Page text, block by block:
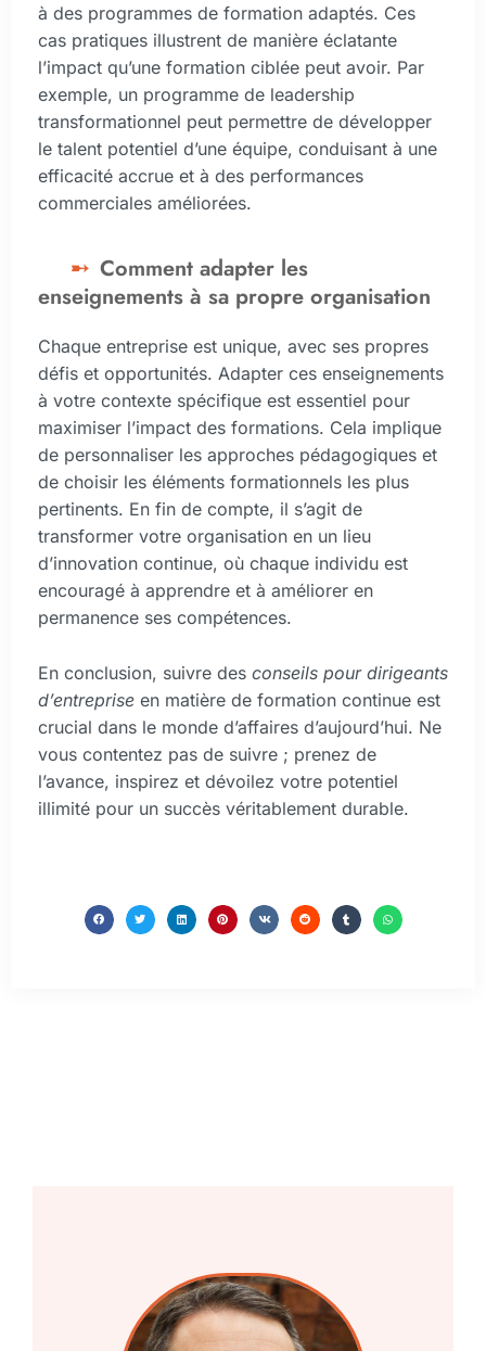
à des programmes de formation adaptés. Ces
cas pratiques illustrent de manière éclatante
l’impact qu’une formation ciblée peut avoir. Par
exemple, un programme de leadership
transformationnel peut permettre de développer
le talent potentiel d’une équipe, conduisant à une
efficacité accrue et à des performances
commerciales améliorées.
Comment adapter les
enseignements à sa propre organisation
Chaque entreprise est unique, avec ses propres
défis et opportunités. Adapter ces enseignements
à votre contexte spécifique est essentiel pour
maximiser l’impact des formations. Cela implique
de personnaliser les approches pédagogiques et
de choisir les éléments formationnels les plus
pertinents. En fin de compte, il s’agit de
transformer votre organisation en un lieu
d’innovation continue, où chaque individu est
encouragé à apprendre et à améliorer en
permanence ses compétences.
En conclusion, suivre des conseils pour dirigeants
d’entreprise en matière de formation continue est
crucial dans le monde d’affaires d’aujourd’hui. Ne
vous contentez pas de suivre ; prenez de
l’avance, inspirez et dévoilez votre potentiel
illimité pour un succès véritablement durable.